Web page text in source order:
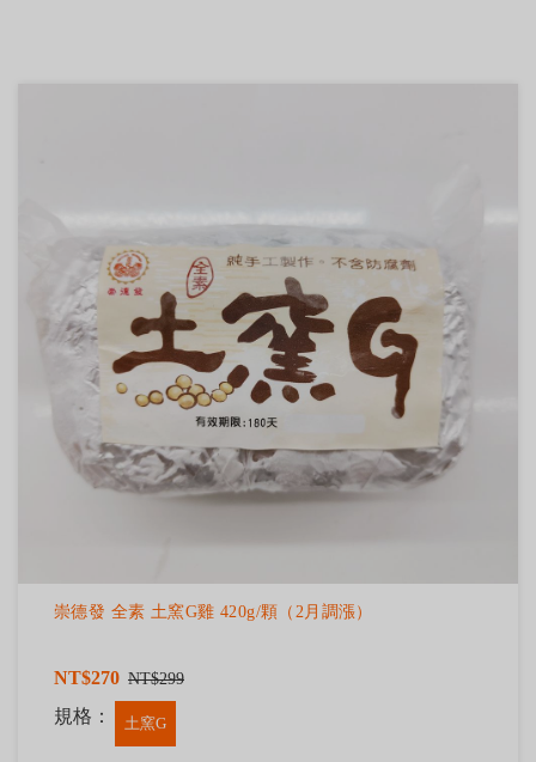
崇德發 全素 土窯G雞 420g/顆（2月調漲）
NT$270 NT$299
規格： 土窯G